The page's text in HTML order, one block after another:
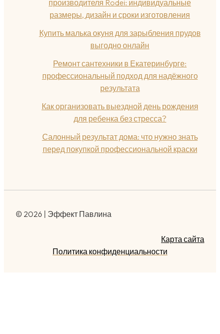
производителя Rodei: индивидуальные
размеры, дизайн и сроки изготовления
Купить малька окуня для зарыбления прудов
выгодно онлайн
Ремонт сантехники в Екатеринбурге:
профессиональный подход для надёжного
результата
Как организовать выездной день рождения
для ребенка без стресса?
Салонный результат дома: что нужно знать
перед покупкой профессиональной краски
© 2026 | Эффект Павлина
Карта сайта
Политика конфиденциальности